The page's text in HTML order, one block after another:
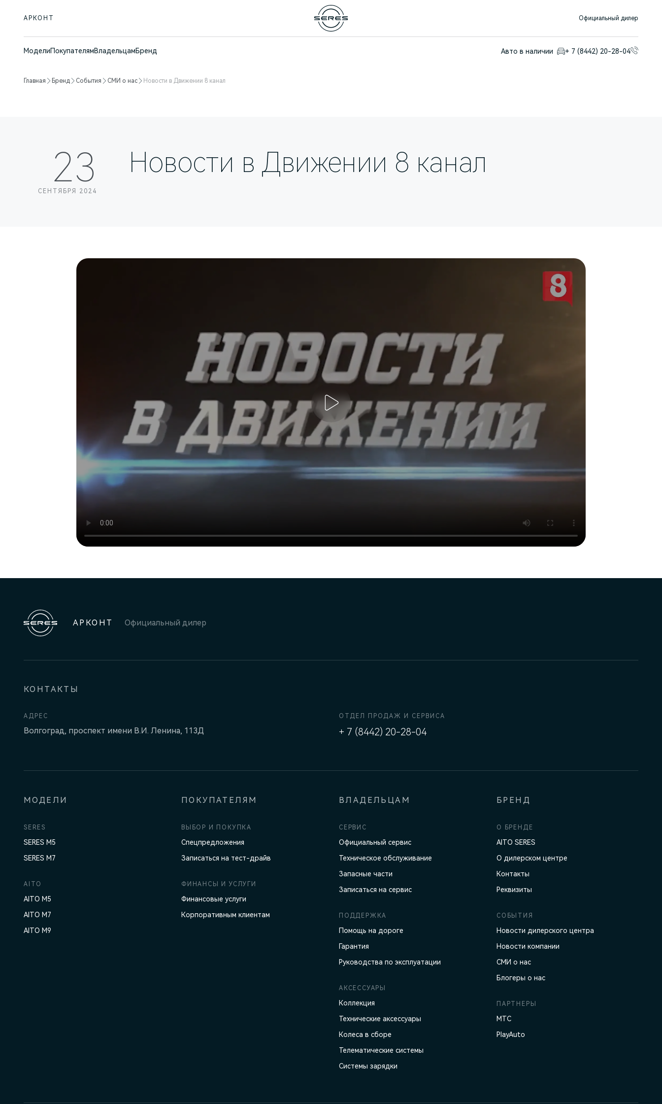
АРКОНТ Официальный дилер
МоделиПокупателямВладельцамБренд Авто в наличии + 7 (8442) 20-28-04
Главная Бренд События СМИ о нас Новости в Движении 8 канал
23
СЕНТЯБРЯ 2024
Новости в Движении 8 канал
АРКОНТ Официальный дилер
КОНТАКТЫ
АДРЕС
Волгоград, проспект имени В.И. Ленина, 113Д
ОТДЕЛ ПРОДАЖ И СЕРВИСА
+ 7 (8442) 20-28-04
МОДЕЛИ
SERES
SERES M5
SERES M7
AITO
AITO M5
AITO M7
AITO M9
ПОКУПАТЕЛЯМ
ВЫБОР И ПОКУПКА
Спецпредложения
Записаться на тест-драйв
ФИНАНСЫ И УСЛУГИ
Финансовые услуги
Корпоративным клиентам
ВЛАДЕЛЬЦАМ
СЕРВИС
Официальный сервис
Техническое обслуживание
Запасные части
Записаться на сервис
ПОДДЕРЖКА
Помощь на дороге
Гарантия
Руководства по эксплуатации
АКСЕССУАРЫ
Коллекция
Технические аксессуары
Колеса в сборе
Телематические системы
Системы зарядки
БРЕНД
О БРЕНДЕ
AITO SERES
О дилерском центре
Контакты
Реквизиты
СОБЫТИЯ
Новости дилерского центра
Новости компании
СМИ о нас
Блогеры о нас
ПАРТНЕРЫ
МТС
PlayAuto